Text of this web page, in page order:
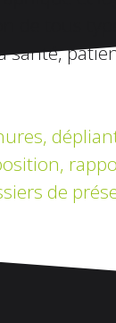
de tous
santé,
de